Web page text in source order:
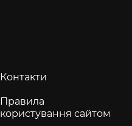
Контакти
Правила
користування сайтом